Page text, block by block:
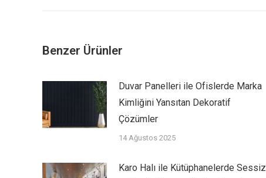
Benzer Ürünler
Duvar Panelleri ile Ofislerde Marka
Kimliğini Yansıtan Dekoratif
Çözümler
14 Ağustos 2025
Karo Halı ile Kütüphanelerde Sessiz